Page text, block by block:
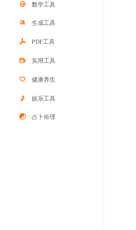
数学工具
生成工具
PDF工具
实用工具
健康养生
娱乐工具
占卜命理